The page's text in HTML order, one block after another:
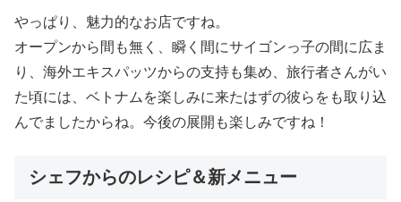
やっぱり、魅力的なお店ですね。
オープンから間も無く、瞬く間にサイゴンっ子の間に広ま
り、海外エキスパッツからの支持も集め、旅行者さんがい
た頃には、ベトナムを楽しみに来たはずの彼らをも取り込
んでましたからね。今後の展開も楽しみですね！
シェフからのレシピ＆新メニュー